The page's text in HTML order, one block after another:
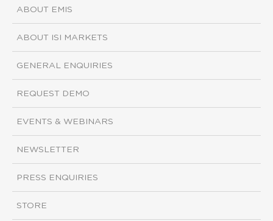
ABOUT EMIS
ABOUT ISI MARKETS
GENERAL ENQUIRIES
REQUEST DEMO
EVENTS & WEBINARS
NEWSLETTER
PRESS ENQUIRIES
STORE